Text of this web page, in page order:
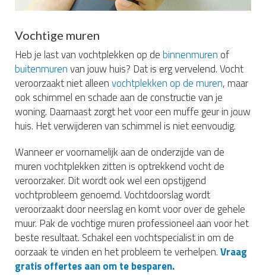
Vochtige muren
Heb je last van vochtplekken op debinnenmuren of
buitenmurenvan jouw huis? Dat is erg vervelend. Vocht
veroorzaakt niet alleenvochtplekken op de muren, maar
ook schimmel en schade aan de constructie van je
woning. Daarnaast zorgt het voor een muffe geur in jouw
huis. Het verwijderen van schimmel is niet eenvoudig.
Wanneer er voornamelijk aan de onderzijde van de
muren vochtplekken zitten is optrekkend vocht de
veroorzaker. Dit wordt ook wel een opstijgend
vochtprobleem genoemd. Vochtdoorslag wordt
veroorzaakt door neerslag en komt voor over de gehele
muur. Pak de vochtige muren professioneel aan voor het
beste resultaat. Schakel een vochtspecialist in om de
oorzaak te vinden en het probleem te verhelpen.Vraag
gratis offertes aan om te besparen.